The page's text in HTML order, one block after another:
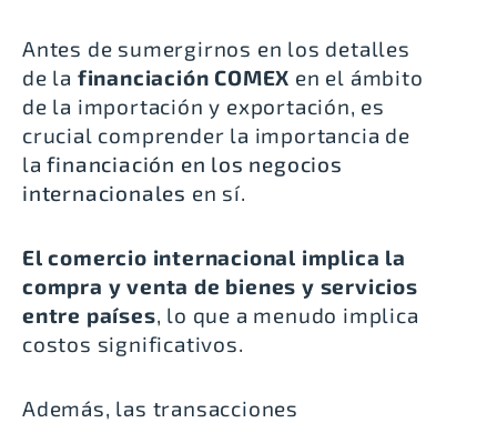
Antes de sumergirnos en los detalles
de la financiación COMEX en el ámbito
de la importación y exportación, es
crucial comprender la importancia de
lafinanciación en los negocios
internacionales en sí.
El comercio internacional implica la
compra y venta de bienes y servicios
entre países, lo que a menudo implica
costos significativos.
Además, las transacciones